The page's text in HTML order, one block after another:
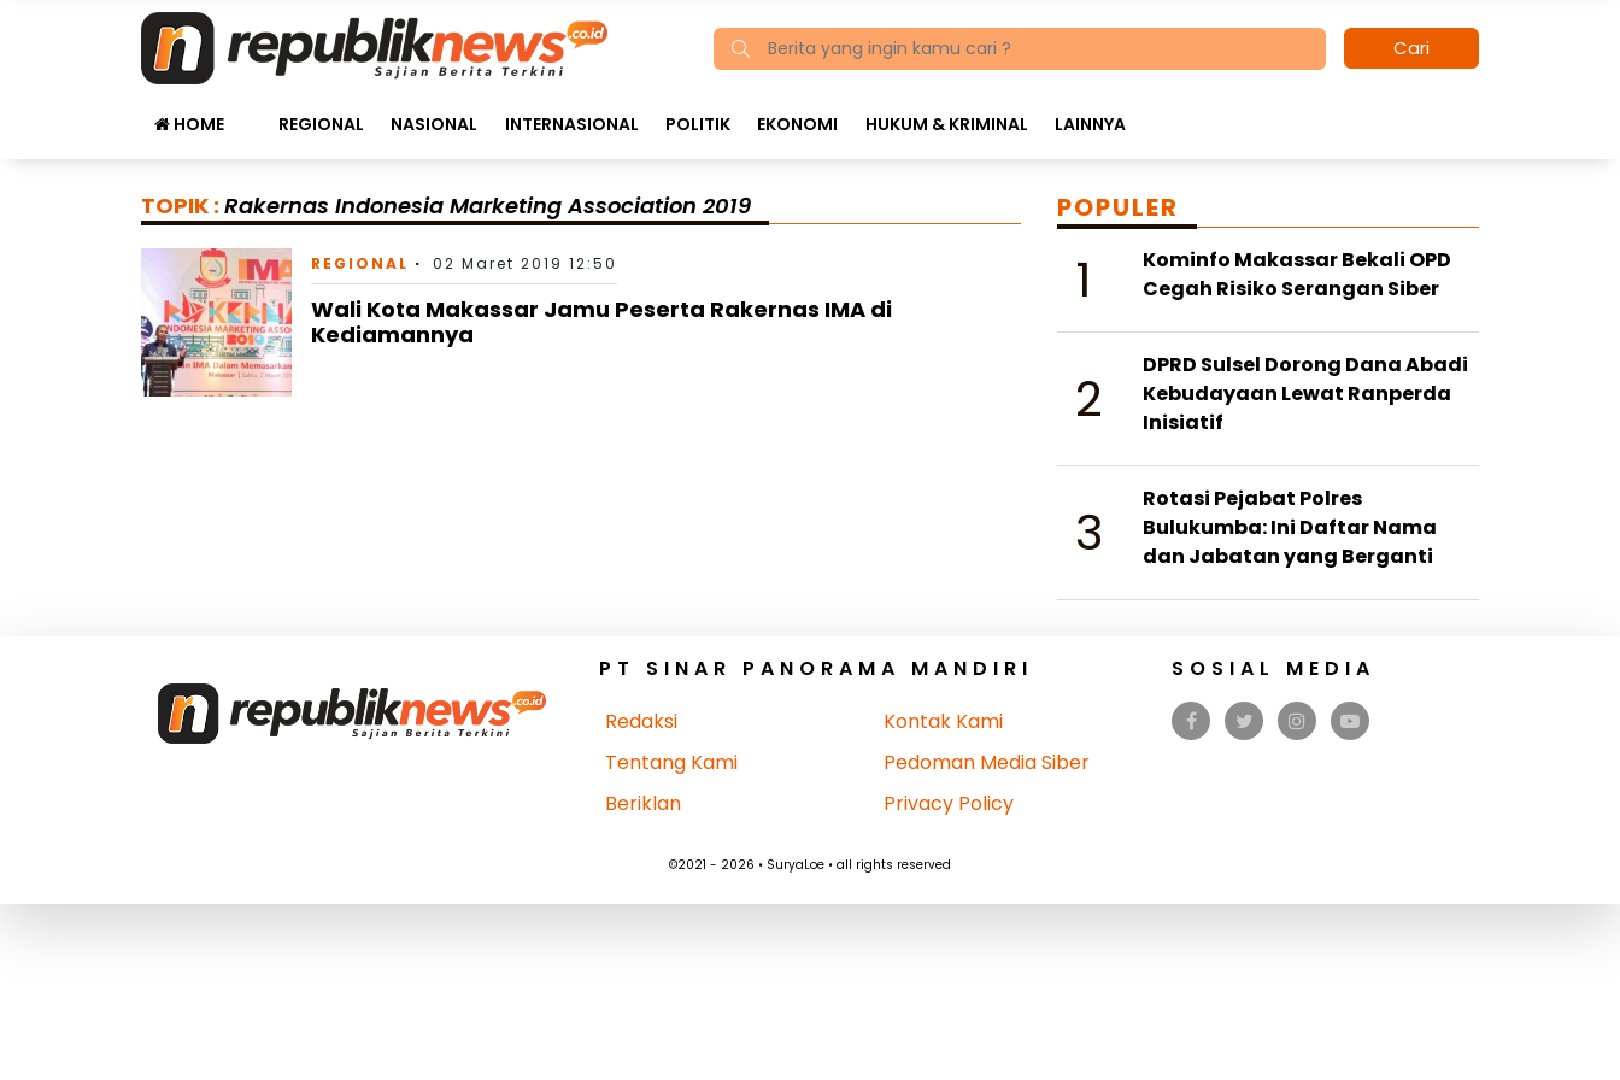
Cari
HOME REGIONAL NASIONAL INTERNASIONAL POLITIK EKONOMI HUKUM & KRIMINAL LAINNYA
TOPIK : Rakernas Indonesia Marketing Association 2019
REGIONAL 02 Maret 2019 12:50
Wali Kota Makassar Jamu Peserta Rakernas IMA di
Kediamannya
POPULER
1
Kominfo Makassar Bekali OPD
Cegah Risiko Serangan Siber
2
DPRD Sulsel Dorong Dana Abadi
Kebudayaan Lewat Ranperda
Inisiatif
3
Rotasi Pejabat Polres
Bulukumba: Ini Daftar Nama
dan Jabatan yang Berganti
PT SINAR PANORAMA MANDIRI
Redaksi
Tentang Kami
Beriklan
Kontak Kami
Pedoman Media Siber
Privacy Policy
SOSIAL MEDIA
©2021 - 2026 • SuryaLoe • all rights reserved